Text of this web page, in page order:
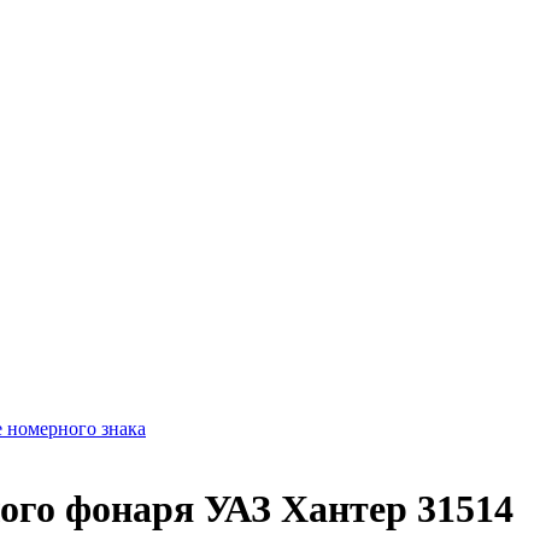
знака
фонаря УАЗ Хантер 31514